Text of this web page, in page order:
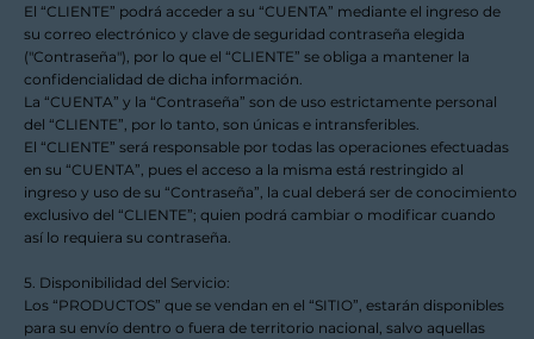
El “CLIENTE” podrá acceder a su “CUENTA” mediante el ingreso de
su correo electrónico y clave de seguridad contraseña elegida
("Contraseña"), por lo que el “CLIENTE” se obliga a mantener la
confidencialidad de dicha información.
La “CUENTA” y la “Contraseña” son de uso estrictamente personal
del “CLIENTE”, por lo tanto, son únicas e intransferibles.
El “CLIENTE” será responsable por todas las operaciones efectuadas
en su “CUENTA”, pues el acceso a la misma está restringido al
ingreso y uso de su “Contraseña”, la cual deberá ser de conocimiento
exclusivo del “CLIENTE”; quien podrá cambiar o modificar cuando
así lo requiera su contraseña.
5. Disponibilidad del Servicio:
Los “PRODUCTOS” que se vendan en el “SITIO”, estarán disponibles
para su envío dentro o fuera de territorio nacional, salvo aquellas